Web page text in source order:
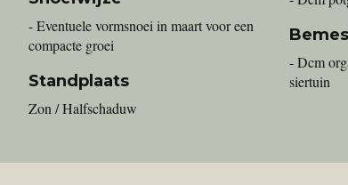
- Eventuele vormsnoei in maart voor een
compacte groei
Standplaats
Zon / Halfschaduw
- Dcm
siertuin